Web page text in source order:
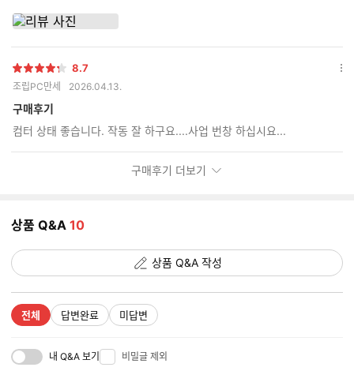
별
점
8.7
조립PC만세 2026.04.13.
구매후기
컴터 상태 좋습니다. 작동 잘 하구요....사업 번창 하십시요...
옵
구매후기 더보기
상품 Q&A 10
상품 Q&A 작성
전체 답변완료 미답변
내 Q&A 보기 비밀글 제외